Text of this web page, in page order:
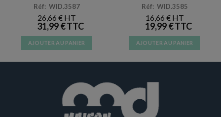
Réf: WID.3587
26,66 €
31,99€
AJOUTER AU PANIER
Réf: WID.3585
16,66 €
19,99€
AJOUTER AU PANIER